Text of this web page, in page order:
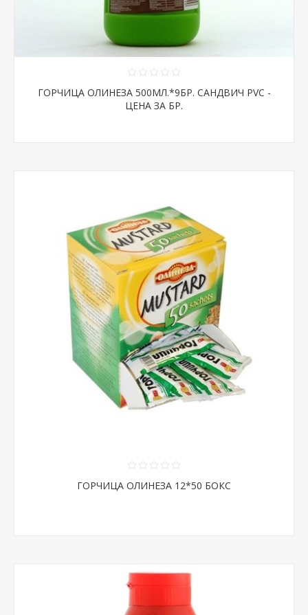
ГОРЧИЦА ОЛИНЕЗА 500МЛ.*9БР. САНДВИЧ PVC -
ЦЕНА ЗА БР.
ГОРЧИЦА ОЛИНЕЗА 12*50 БОКС